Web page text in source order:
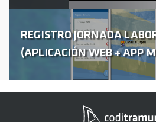
REGISTRO JORNADA
(APLICACIÓN WEB + APP